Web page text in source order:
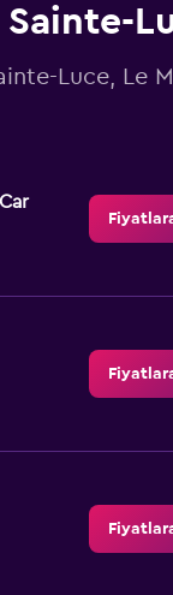
Sainte-
Luce, Le